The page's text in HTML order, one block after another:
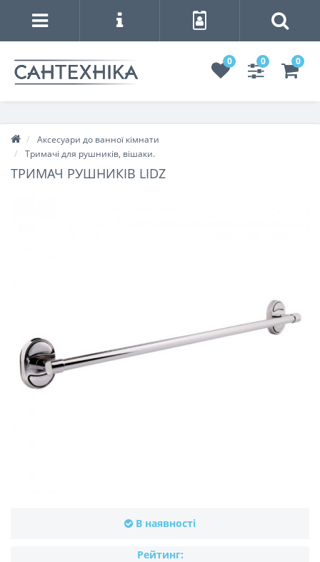
0 0 0
Аксесуари до ванної кімнати
Тримачі для рушників, вішаки.
ТРИМАЧ РУШНИКІВ LIDZ
В наявності
Рейтинг: